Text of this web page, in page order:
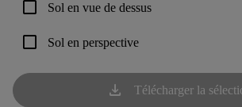
check_box_outline_blank Sol en vue de dessus
check_box_outline_blank Sol en perspective
download
Télécharger la